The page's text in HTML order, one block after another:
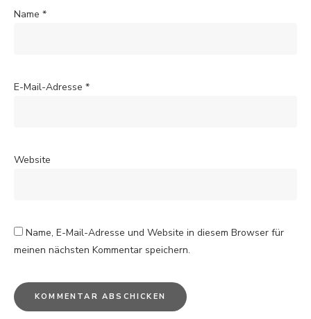
Name *
E-Mail-Adresse *
Website
Name, E-Mail-Adresse und Website in diesem Browser für
meinen nächsten Kommentar speichern.